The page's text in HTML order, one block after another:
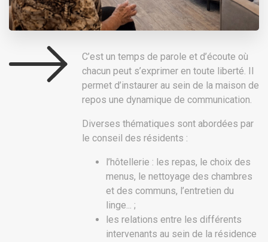
C’est un temps de parole et d’écoute où
chacun peut s’exprimer en toute liberté. Il
permet d’instaurer au sein de la maison de
repos une dynamique de communication.
Diverses thématiques sont abordées par
le conseil des résidents :
l’hôtellerie : les repas, le choix des
menus, le nettoyage des chambres
et des communs, l’entretien du
linge... ;
les relations entre les différents
intervenants au sein de la résidence